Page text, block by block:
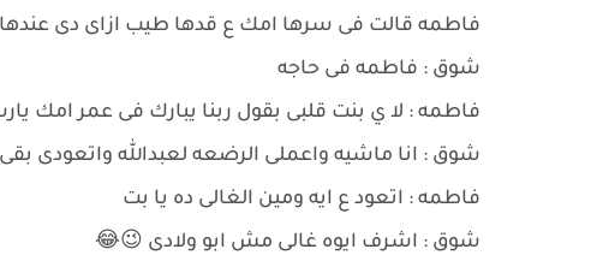
فاطمه قالت فى سرها امك ع قدها طيب ازاى دى عندها
شوق : فاطمه فى حاجه
فاطمه : لا ي بنت قلبى بقول ربنا يبارك فى عمر امك
شوق : انا ماشيه واعملى الرضعه لعبدالله واتعودى
فاطمه : اتعود ع ايه ومين الغالى ده يا بت
شوق : اشرف ايوه غالى مش ابو ولادى 😉😂